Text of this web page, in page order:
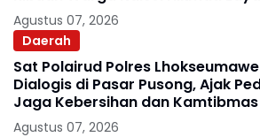
Kesehatan Gratis dan Bazar UMKM
Murah
Agustus 07, 2026
Daerah
Sat Polairud Polres
Dialogis di Pasar Pusong, Ajak
Jaga Kebersihan dan Kamtibmas
Agustus 07, 2026